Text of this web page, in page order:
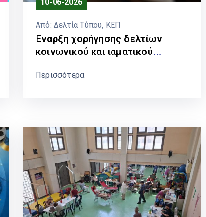
10-06-2026
Από: Δελτία Τύπου ΚΕΠ
Έναρξη χορήγησης δελτίων
κοινωνικού και ιαματικού
προγράμματος και θεάματος του
Περισσότερα